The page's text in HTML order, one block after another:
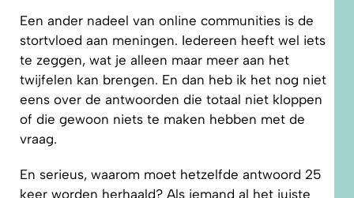
Een ander nadeel van online communities is de
stortvloed aan meningen. Iedereen heeft wel iets
te zeggen, wat je alleen maar meer aan het
twijfelen kan brengen. En dan heb ik het nog niet
eens over de antwoorden die totaal niet kloppen
of die gewoon niets te maken hebben met de
vraag.
En serieus, waarom moet hetzelfde antwoord 25
keer worden herhaald? Als iemand al het juiste